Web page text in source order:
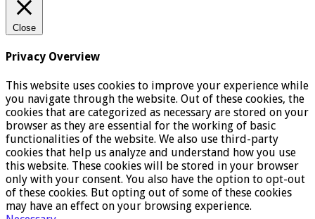
Close
Privacy Overview
This website uses cookies to improve your experience while
you navigate through the website. Out of these cookies, the
cookies that are categorized as necessary are stored on your
browser as they are essential for the working of basic
functionalities of the website. We also use third-party
cookies that help us analyze and understand how you use
this website. These cookies will be stored in your browser
only with your consent. You also have the option to opt-out
of these cookies. But opting out of some of these cookies
may have an effect on your browsing experience.